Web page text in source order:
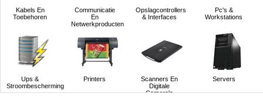
Kabels En
Toebehoren
Communicatie
En
Netwerkproducten
Opslagcontrollers
& Interfaces
Pc's &
Workstations
Ups &
Stroombescherming
Printers
Scanners En
Digitale
Camera's
Servers